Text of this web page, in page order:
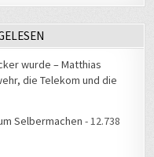
wurde – Matthias
die Telekom und die
Selbermachen - 12.738